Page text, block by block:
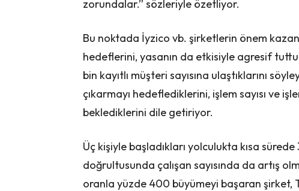
zorundalar.” sözleriyle özetliyor.
Bu noktada İyzico vb. şirketlerin önem
hedeflerini, yasanın da etkisiyle agresif
bin kayıtlı müşteri sayısına ulaştıklarını
çıkarmayı hedeflediklerini, işlem sayısı ve
beklediklerini dile getiriyor.
Üç kişiyle başladıkları yolculukta kısa
doğrultusunda çalışan sayısında da artış
oranla yüzde 400 büyümeyi başaran şirket,